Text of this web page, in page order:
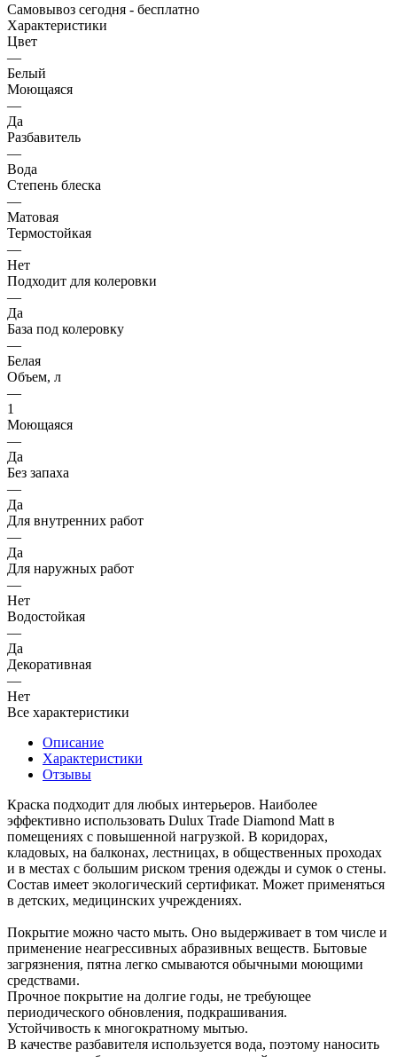
Самовывоз сегодня - бесплатно
Характеристики
Цвет
—
Белый
Моющаяся
—
Да
Разбавитель
—
Вода
Степень блеска
—
Матовая
Термостойкая
—
Нет
Подходит для колеровки
—
Да
База под колеровку
—
Белая
Объем, л
—
1
Моющаяся
—
Да
Без запаха
—
Да
Для внутренних работ
—
Да
Для наружных работ
—
Нет
Водостойкая
—
Да
Декоративная
—
Нет
Все характеристики
Описание
Характеристики
Отзывы
Краска подходит для любых интерьеров. Наиболее
эффективно использовать Dulux Trade Diamond Matt в
помещениях с повышенной нагрузкой. В коридорах,
кладовых, на балконах, лестницах, в общественных проходах
и в местах с большим риском трения одежды и сумок о стены.
Состав имеет экологический сертификат. Может применяться
в детских, медицинских учреждениях.
Покрытие можно часто мыть. Оно выдерживает в том числе и
применение неагрессивных абразивных веществ. Бытовые
загрязнения, пятна легко смываются обычными моющими
средствами.
Прочное покрытие на долгие годы, не требующее
периодического обновления, подкрашивания.
Устойчивость к многократному мытью.
В качестве разбавителя используется вода, поэтому наносить